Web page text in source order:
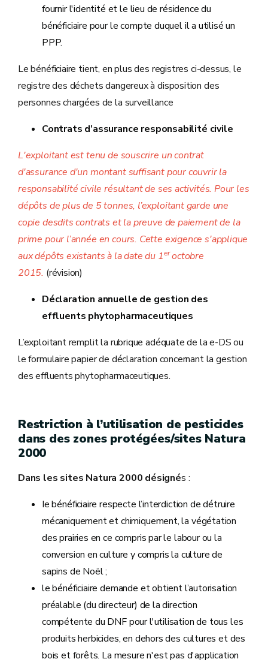
fournir l'identité et le lieu de résidence du
bénéficiaire pour le compte duquel il a utilisé un
PPP.
Le bénéficiaire tient, en plus des registres ci-dessus, le
registre des déchets dangereux à disposition des
personnes chargées de la surveillance
Contrats d’assurance responsabilité civile
L'exploitant est tenu de souscrire un contrat
d'assurance d'un montant suffisant pour couvrir la
responsabilité civile résultant de ses activités. Pour les
dépôts de plus de 5 tonnes, l’exploitant garde une
copie desdits contrats et la preuve de paiement de la
prime pour l’année en cours. Cette exigences'applique
aux dépôts existants à la date du 1eroctobre
2015. (révision)
Déclaration annuelle de gestion des
effluents phytopharmaceutiques
L’exploitant remplit la rubrique adéquate de la e-DS ou
le formulaire papier de déclaration concernant la gestion
des effluents phytopharmaceutiques.
Restriction à l’utilisation de pesticides
dans des zones protégées/sites Natura
2000
Dans les sites Natura 2000 désignés :
Ie bénéficiaire respecte l’interdiction de détruire
mécaniquement et chimiquement, la végétation
des prairies en ce compris par le labour ou la
conversion en culture y compris la culture de
sapins de Noël ;
le bénéficiaire demande et obtient l’autorisation
préalable (du directeur) de la direction
compétente du DNF pour l'utilisation de tous les
produits herbicides, en dehors des cultures et des
bois et forêts. La mesure n'est pas d'application